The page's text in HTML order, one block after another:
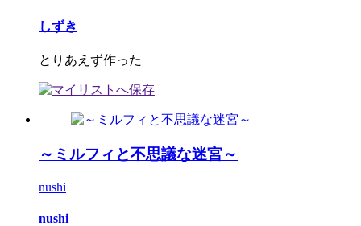
しずき
とりあえず作った
～ミルフィと不思議な迷宮～
nushi
nushi